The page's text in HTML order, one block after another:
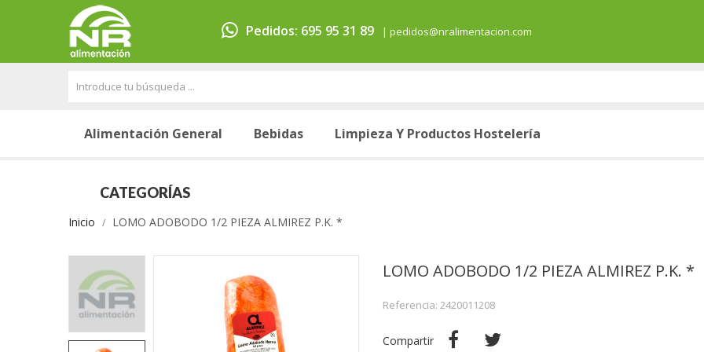
Pedidos: 695 95 31 89 | pedidos@nralimentacion.com
Alimentación General Bebidas Limpieza Y Productos Hostelería
CATEGORÍAS
Inicio LOMO ADOBODO 1/2 PIEZA ALMIREZ P.K. *
LOMO ADOBODO 1/2 PIEZA ALMIREZ P.K. *
Referencia: 2420011208
Compartir